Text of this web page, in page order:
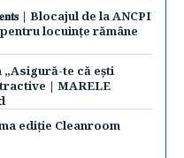
| Blocajul de la ANCPI
locuințe rămâne
„Asigură-te că ești
| MARELE
ediție Cleanroom